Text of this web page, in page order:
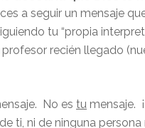
a seguir un mensaje
tu “propia
profesor recién llegado
No es tu mensaje.
ti, ni de ninguna